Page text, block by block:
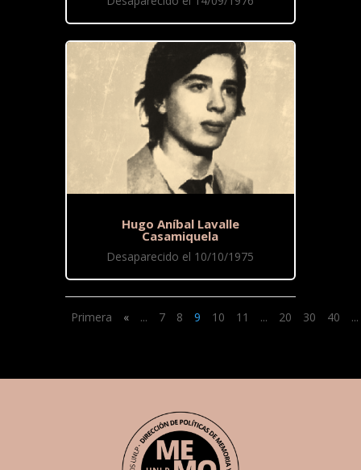
Hugo Aníbal Lavalle
Casamiquela
Desaparecido el 10/10/1975
Primera « ... 7 8 9 10 11 ... 20 30 40 ...